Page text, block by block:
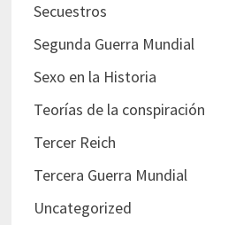
Secuestros
Segunda Guerra Mundial
Sexo en la Historia
Teorías de la conspiración
Tercer Reich
Tercera Guerra Mundial
Uncategorized